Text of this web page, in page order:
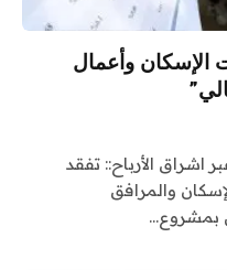
الإسكان وأعمال
اشراق الأرباح:: تفقد
والمرافق
بمشروع…